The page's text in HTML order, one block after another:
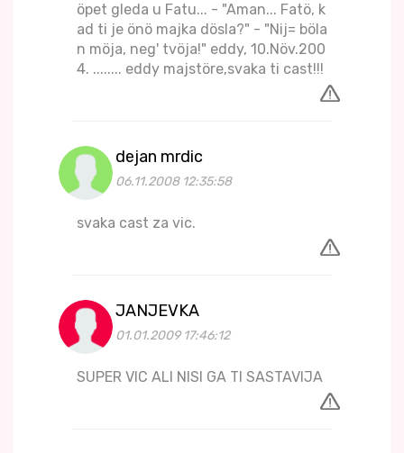
öpet gleda u Fatu... - "Aman... Fatö, k
ad ti je önö majka dösla?" - "Nij= böla
n möja, neg' tvöja!" eddy, 10.Növ.200
4. ........ eddy majstöre,svaka ti cast!!!
dejan mrdic
06.11.2008 12:35:58
svaka cast za vic.
JANJEVKA
01.01.2009 17:46:12
SUPER VIC ALI NISI GA TI SASTAVIJA